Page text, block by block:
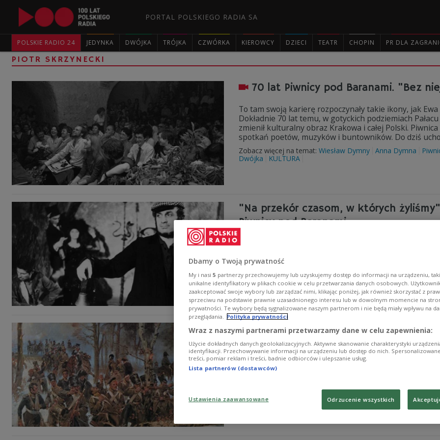
PORTAL POLSKIEGO RADIA SA
POLSKIE RADIO 24 JEDYNKA DWÓJKA TRÓJKA CZWÓRKA KIEROWCY DZIECI TEATR CHOPIN PR DLA
PIOTR SKRZYNECKI
70 lat Piwnicy pod Baranami. "Bez
To tam swoją karierę rozpoczynały takie ikony, jak
Dokładnie 70 lat temu, w gotyckich podziemiach
zmienił kulturalny obraz Krakowa i całej Polski.
spotkań poetów, muzyków i buntowników. Do dziś
Zobacz więcej na temat: Wiesław Dymny Anna Dymna
Dwójka
KULTURA
"Na przekór czasom, w których
Piwnicy pod Baranami
– Jesteśmy wysepką w morzu: bestialstwa, szarzyzny,
współtwórca i konferansjer legendarnego
Skrzyneckiego. To dobra okazja, by powrócić do wielu
działalnością.
Zobacz więcej na temat:Kraków Piwnica pod Baranami
Bitwa pod Olszynką Grochowską
Rosyjskie wojsko parło w kierunku Warszawy. Car
Iwana Dybicza sześćdziesiąt tysięcy żołnierzy. Czoła
podwarszawski lasek stał się świadkiem krwawego
Dbamy o Twoją prywatność
My i nasi 5 partnerzy przechowujemy lub uzyskujemy dostęp do informacji na urządzeniu,
unikalne identyfikatory w plikach cookie w celu przetwarzania danych osobowych.
zaakceptować swoje wybory lub zarządzać nimi, klikając poniżej, jak również skorzystać z
sprzeciwu na podstawie prawnie uzasadnionego interesu lub w dowolnym momencie na
prywatności. Te wybory będą sygnalizowane naszym partnerom i nie będą miały wpływu na
przeglądania. Polityka prywatności
Wraz z naszymi partnerami przetwarzamy dane w celu zapewnienia:
Użycie dokładnych danych geolokalizacyjnych. Aktywne skanowanie charakterystyki
identyfikacji. Przechowywanie informacji na urządzeniu lub dostęp do nich.
treści, pomiar reklam i treści, badnie odbiorców i ulepszanie usług.
Lista partnerów (dostawców)
Ustawienia zaawansowane Odrzucenie wszystkich